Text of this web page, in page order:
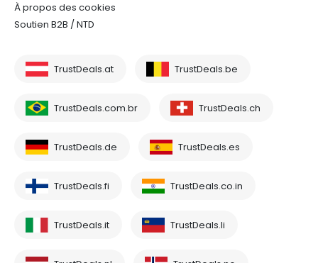
À propos des cookies
Soutien B2B / NTD
TrustDeals.at TrustDeals.be
TrustDeals.com.br TrustDeals.ch
TrustDeals.de TrustDeals.es
TrustDeals.fi TrustDeals.co.in
TrustDeals.it TrustDeals.li